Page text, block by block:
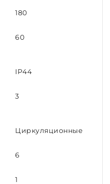
180
60
IP44
3
Циркуляционные
6
1